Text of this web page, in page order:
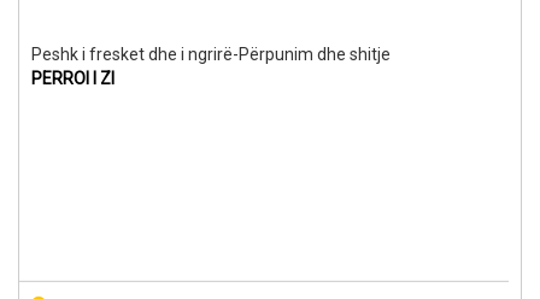
Peshk i fresket dhe i ngrirë-Përpunim dhe shitje
PERROI I ZI